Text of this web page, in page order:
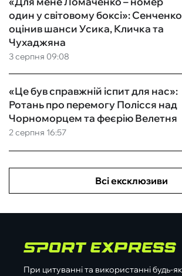
3 серпня 09:08
один у світовому боксі»: Сенченко
оцінив шанси Усика, Кличка та
Чухаджяна
2 серпня 16:57
«Це був справжній іспит для нас»:
Ротань про перемогу Полісся над
Чорноморцем та феєрію Велетня
Всі ексклюзиви
При цитуванні та використанні будь-